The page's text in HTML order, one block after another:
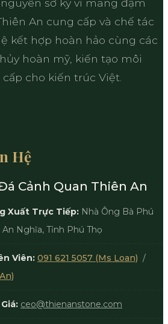
sơ kỳ vĩ mang đậm
An cung cấp và chế tác
kết hợp hoàn hảo cùng các
hoàn mỹ, kiến tạo môi
cho kiến trúc Việt.
Hệ
Cảnh Quan Thiên An
Xuất Trực Tiếp: Nhà Ông Bà Phú
An Nghĩa, Tỉnh Phú Thọ
Viên: 091 621 5057 (Ms Loan) /
ceo@thienanstone.com